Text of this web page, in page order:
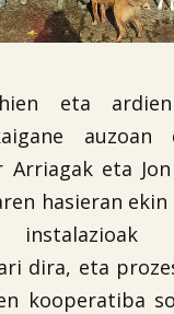
eta
auzoan
Arriagak eta
hasieran
dira, eta
kooperatiba